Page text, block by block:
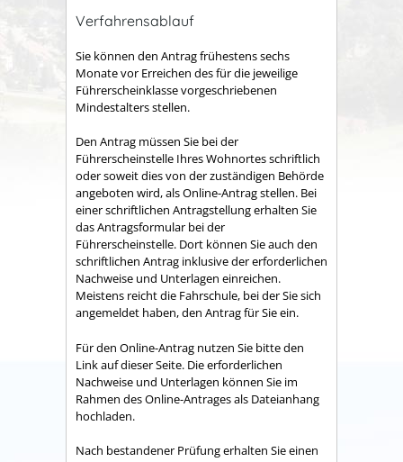
Verfahrensablauf
Sie können den Antrag frühestens sechs
Monate vor Erreichen des für die jeweilige
Führerscheinklasse vorgeschriebenen
Mindestalters stellen.
Den Antrag müssen Sie bei der
Führerscheinstelle Ihres Wohnortes schriftlich
oder soweit dies von der zuständigen Behörde
angeboten wird, als Online-Antrag stellen. Bei
einer schriftlichen Antragstellung erhalten Sie
das Antragsformular bei der
Führerscheinstelle. Dort können Sie auch den
schriftlichen Antrag inklusive der erforderlichen
Nachweise und Unterlagen einreichen.
Meistens reicht die Fahrschule, bei der Sie sich
angemeldet haben, den Antrag für Sie ein.
Für den Online-Antrag nutzen Sie bitte den
Link auf dieser Seite. Die erforderlichen
Nachweise und Unterlagen können Sie im
Rahmen des Online-Antrages als Dateianhang
hochladen.
Nach bestandener Prüfung erhalten Sie einen